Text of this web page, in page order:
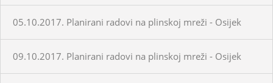
05.10.2017. Planirani radovi na plinskoj mreži - Osijek
09.10.2017. Planirani radovi na plinskoj mreži - Osijek